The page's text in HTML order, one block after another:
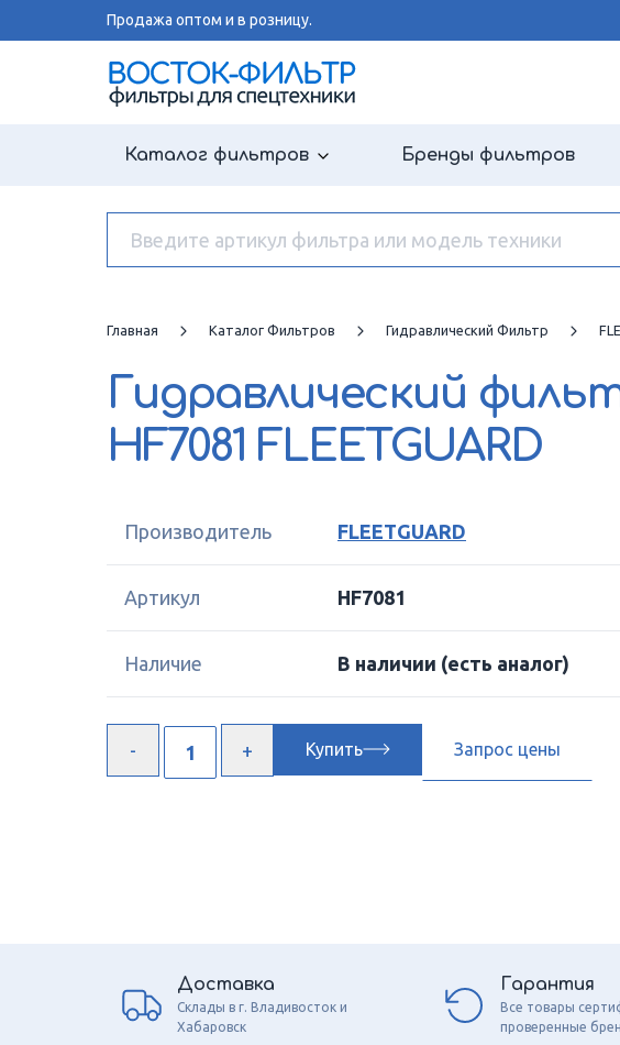
Продажа оптом и в розницу.
Каталог фильтров Бренды фильтров
Главная Каталог Фильтров Гидравлический Фильтр
Гидравлический
HF7081 FLEETGUARD
Производитель FLEETGUARD
Артикул HF7081
Наличие В наличии (есть аналог)
Купить Запрос цены
Доставка
Склады в г. Владивосток и
Хабаровск
Гарантия
Все товары
проверенные